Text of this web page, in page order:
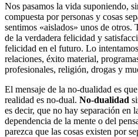
Nos pasamos la vida suponiendo,
compuesta por personas y cosas
sentimos «aislados» unos de otros.
de la verdadera felicidad y
felicidad en el futuro. Lo
relaciones, éxito material,
profesionales, religión, drogas y
El mensaje de la no-dualidad es
realidad es no-dual. No-dualidad
es decir, que no hay separación en
dependencia de la mente o del
parezca que las cosas existen por